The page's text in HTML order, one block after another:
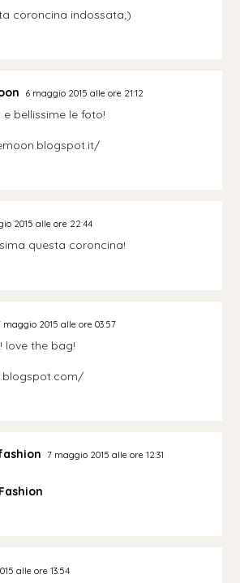
coroncina indossata;)
6 maggio 2015 alle ore 21:12
bellissime le foto!
2015 alle ore 22:44
questa coroncina!
maggio 2015 alle ore 03:57
love the bag!
7 maggio 2015 alle ore 12:31
alle ore 13:54